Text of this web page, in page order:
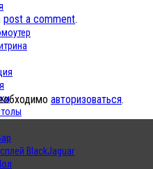
BlackJaguar
post a comment.
авторизоваться.